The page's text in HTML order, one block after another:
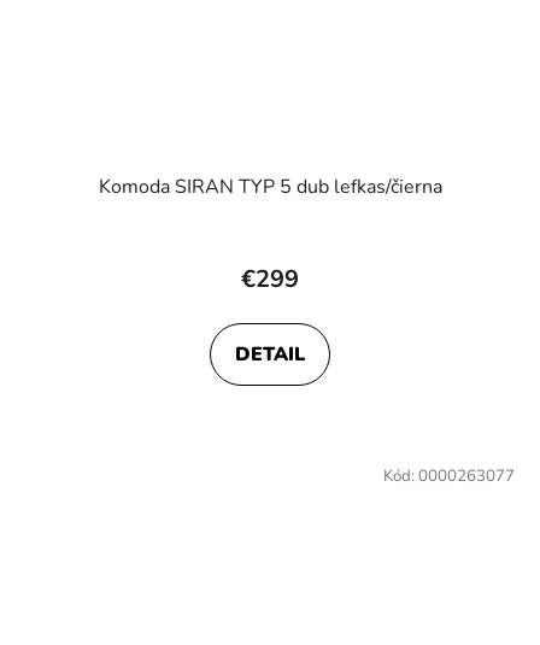
Komoda SIRAN TYP 5 dub lefkas/čierna
€299
DETAIL
Kód: 0000263077